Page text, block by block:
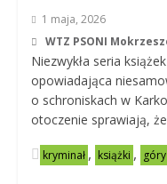
1 maja, 2026
WTZ PSONI
Niezwykła seria
opowiadająca
o schroniskach w
otoczenie sprawiają,
kryminał , książki , góry